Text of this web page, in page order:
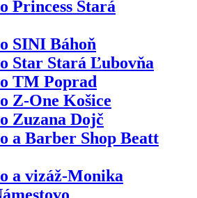
Princess Stará
SINI Báhoň
Star Stará Ľubovňa
TM Poprad
Z-One Košice
Zuzana Dojč
a Barber Shop Beatt
a vizáž-Monika